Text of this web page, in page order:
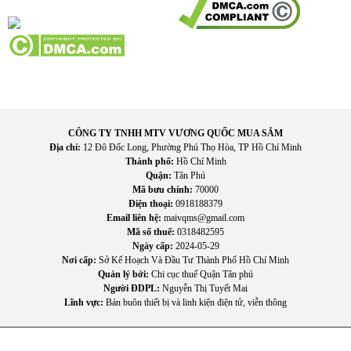
Thiết bị điện tử (ẩm mạch, chập cháy)
Sử dụngmáy hút ẩmnày giúp kéo dài tuổi thọ cho các vật dụng
Giảm cảm giác bí bách, khó chịu
Tăng hiệu quả làm việc, học tập
CÔNG TY TNHH MTV VƯƠNG QUỐC MUA SẮM
Địa chỉ: 12 Đô Đốc Long, Phường Phú Thọ Hòa, TP Hồ Chí Minh
Thành phố: Hồ Chí Minh
Quận: Tân Phú
Mã bưu chính: 70000
Điện thoại: 0918188379
Email liên hệ: maivqms@gmail.com
Mã số thuế: 0318482595
Ngày cấp: 2024-05-29
Nơi cấp: Sở Kế Hoạch Và Đầu Tư Thành Phố Hồ Chí Minh
Quản lý bởi: Chi cục thuế Quận Tân phú
Người ĐDPL: Nguyễn Thị Tuyết Mai
Lĩnh vực: Bán buôn thiết bị và linh kiện điện tử, viễn thông